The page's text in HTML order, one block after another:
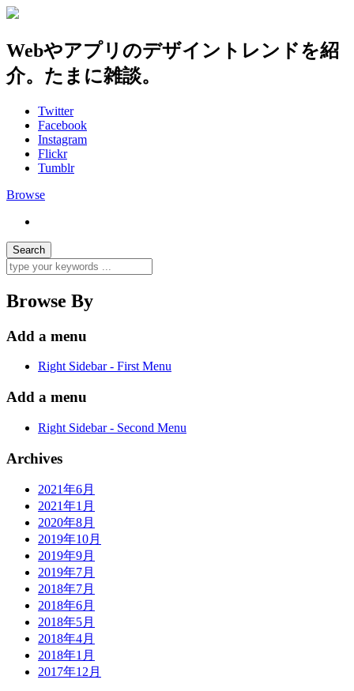
Webやアプリのデザイントレンドを紹
介。たまに雑談。
Twitter
Facebook
Instagram
Flickr
Tumblr
Browse
Browse By
Add a menu
Right Sidebar - First Menu
Add a menu
Right Sidebar - Second Menu
Archives
2021年6月
2021年1月
2020年8月
2019年10月
2019年9月
2019年7月
2018年7月
2018年6月
2018年5月
2018年4月
2018年1月
2017年12月